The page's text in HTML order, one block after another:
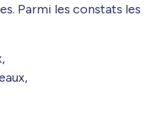
Parmi les constats les